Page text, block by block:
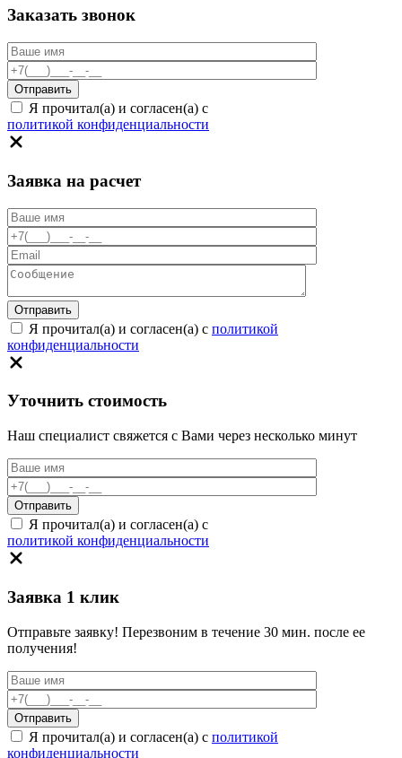
Заказать звонок
Я прочитал(а) и согласен(а) с
политикой конфиденциальности
Заявка на расчет
Я прочитал(а) и согласен(а) с политикой
конфиденциальности
Уточнить стоимость
Наш специалист свяжется с Вами через несколько минут
Я прочитал(а) и согласен(а) с
политикой конфиденциальности
Заявка 1 клик
Отправьте заявку! Перезвоним в течение 30 мин. после ее
получения!
Я прочитал(а) и согласен(а) с политикой
конфиденциальности